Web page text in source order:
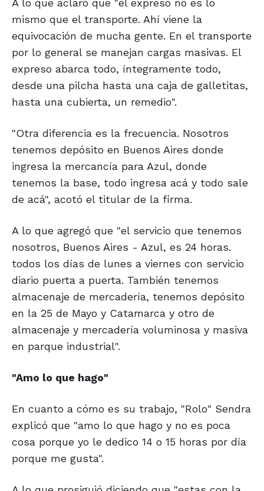
A lo que aclaró que "el expreso no es lo
mismo que el transporte. Ahí viene la
equivocación de mucha gente. En el transporte
por lo general se manejan cargas masivas. El
expreso abarca todo, íntegramente todo,
desde una pilcha hasta una caja de galletitas,
hasta una cubierta, un remedio".
"Otra diferencia es la frecuencia. Nosotros
tenemos depósito en Buenos Aires donde
ingresa la mercancía para Azul, donde
tenemos la base, todo ingresa acá y todo sale
de acá", acotó el titular de la firma.
A lo que agregó que "el servicio que tenemos
nosotros, Buenos Aires - Azul, es 24 horas.
todos los días de lunes a viernes con servicio
diario puerta a puerta. También tenemos
almacenaje de mercadería, tenemos depósito
en la 25 de Mayo y Catamarca y otro de
almacenaje y mercadería voluminosa y masiva
en parque industrial".
"Amo lo que hago"
En cuanto a cómo es su trabajo, "Rolo" Sendra
explicó que "amo lo que hago y no es poca
cosa porque yo le dedico 14 o 15 horas por día
porque me gusta".